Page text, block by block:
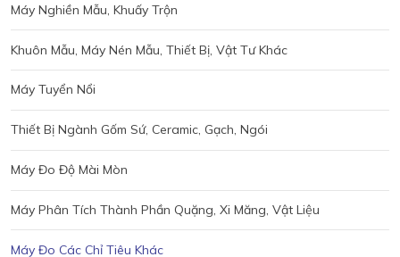
Máy Nghiền Mẫu, Khuấy Trộn
Khuôn Mẫu, Máy Nén Mẫu, Thiết Bị, Vật Tư Khác
Máy Tuyển Nổi
Thiết Bị Ngành Gốm Sứ, Ceramic, Gạch, Ngói
Máy Đo Độ Mài Mòn
Máy Phân Tích Thành Phần Quặng, Xi Măng, Vật Liệu
Máy Đo Các Chỉ Tiêu Khác